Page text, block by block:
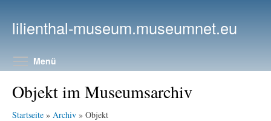
lilienthal-museum.museumnet.eu
Menü
Objekt im Museumsarchiv
Startseite » Archiv » Objekt